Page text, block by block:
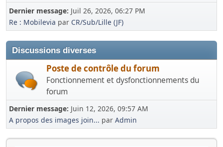
Dernier message: Juil 26, 2026, 06:27 PM
Re : Mobilevia par CR/Sub/Lille (JF)
Discussions diverses
Poste de contrôle du forum
Fonctionnement et dysfonctionnements du
forum
Dernier message: Juin 12, 2026, 09:57 AM
A propos des images join... par Admin